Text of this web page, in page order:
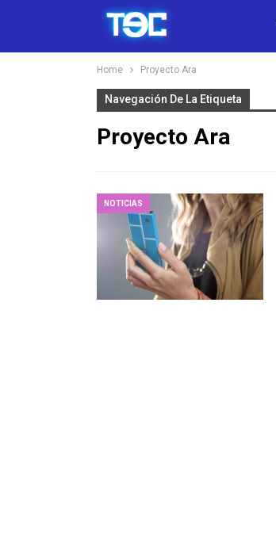
Home Proyecto Ara
Navegación De La Etiqueta
Proyecto Ara
NOTICIAS